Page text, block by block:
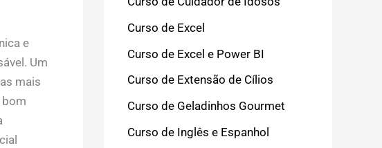
e
Um
mais
bom
Curso de Excel
Curso de Excel e Power BI
Curso de Extensão de Cílios
Curso de Geladinhos Gourmet
Curso de Inglês e Espanhol